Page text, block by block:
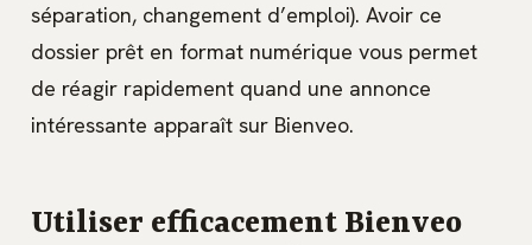
séparation, changement d’emploi). Avoir ce
dossier prêt en format numérique vous permet
de réagir rapidement quand une annonce
intéressante apparaît sur Bienveo.
Utiliser efficacement Bienveo